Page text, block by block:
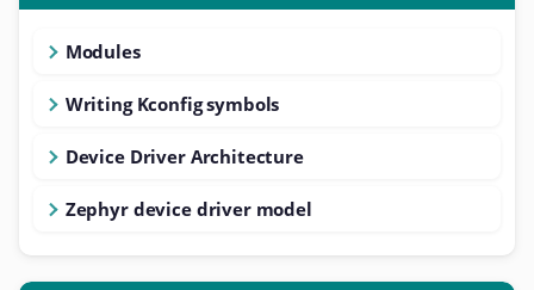
Modules
Writing Kconfig symbols
Device Driver Architecture
Zephyr device driver model